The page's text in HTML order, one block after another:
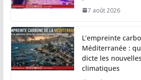
7 août 2026
L’empreinte
Méditerranée :
dicte les
climatiques